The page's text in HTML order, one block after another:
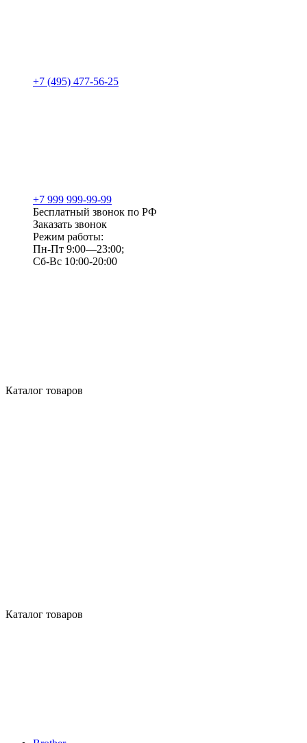
+7 (495) 477-56-25
+7 999 999-99-99
Бесплатный звонок по РФ
Заказать звонок
Режим работы:
Пн-Пт 9:00—23:00;
Сб-Вс 10:00-20:00
Каталог товаров
Каталог товаров